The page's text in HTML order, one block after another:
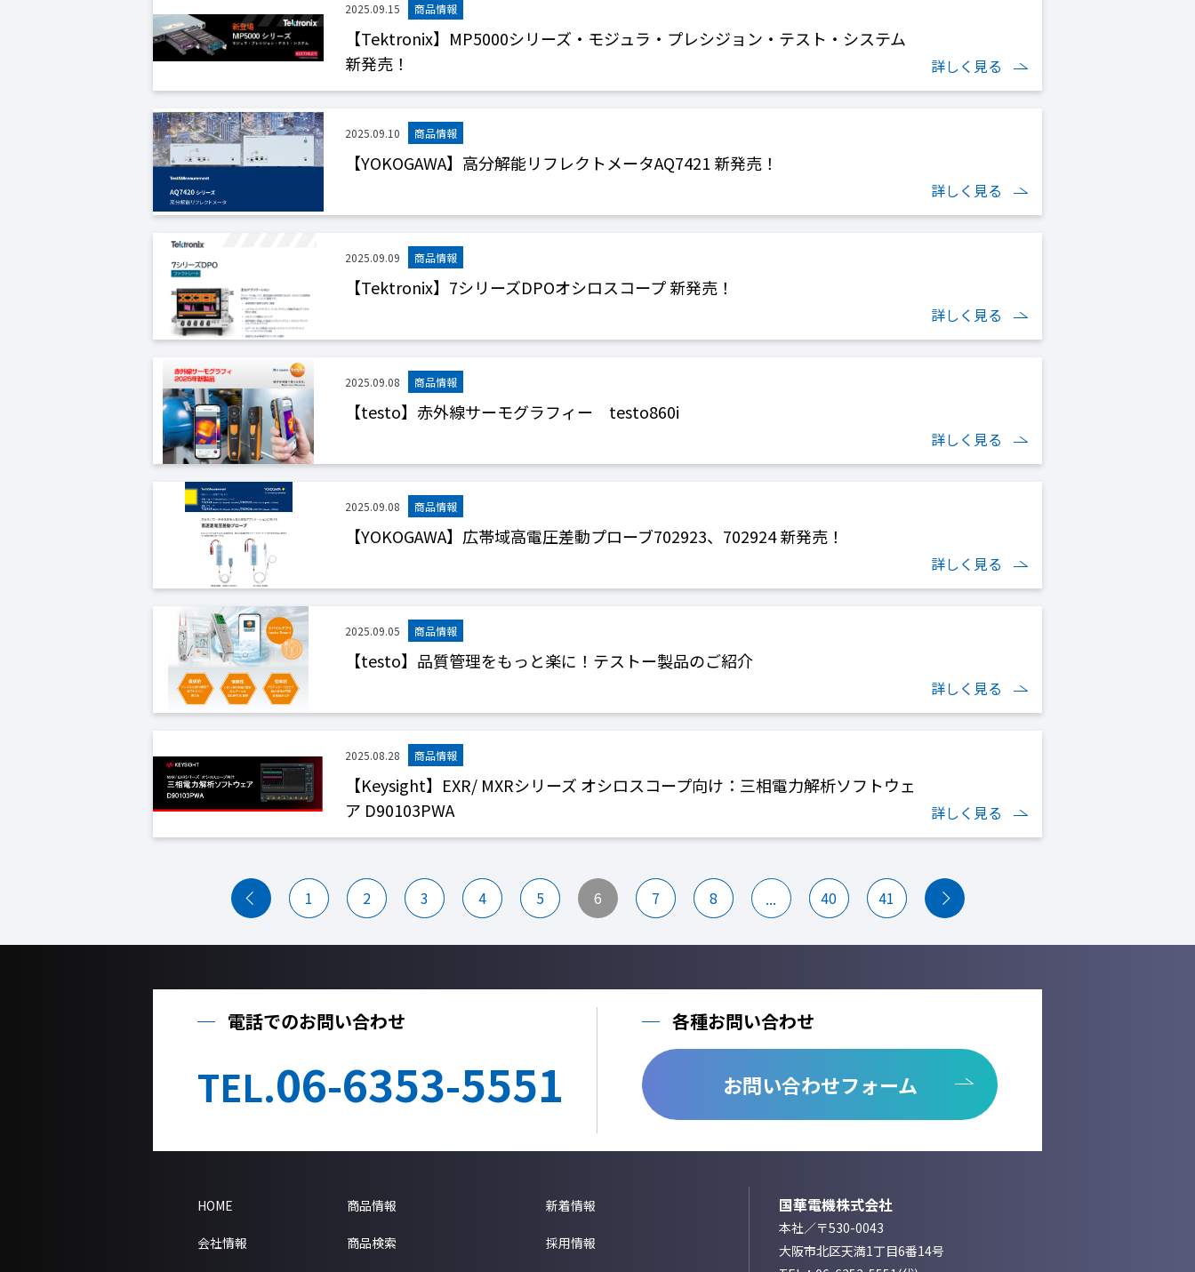
2025.09.15
【Tektronix】MP5000シリーズ・モジュラ・プレシジョン・テスト・システム
新発売！
詳しく見る
2025.09.10
【YOKOGAWA】高分解能リフレクトメータAQ7421 新発売！
詳しく見る
2025.09.09
【Tektronix】7シリーズDPOオシロスコープ 新発売！
詳しく見る
2025.09.08
【testo】赤外線サーモグラフィー testo860i
詳しく見る
2025.09.08
【YOKOGAWA】広帯域高電圧差動プローブ702923、702924 新発売！
詳しく見る
2025.09.05
【testo】品質管理をもっと楽に！テストー製品のご紹介
詳しく見る
2025.08.28
【Keysight】EXR/ MXRシリーズ オシロスコープ向け：三相電力解析ソフトウェ
ア D90103PWA
詳しく見る
1 2 3 4 5 6 7 8 ... 40 41
電話でのお問い合わせ
TEL.06-6353-5551
各種お問い合わせ
お問い合わせフォーム
HOME
会社情報
商品情報
商品検索
新着情報
採用情報
国華電機株式会社
本社／〒530-0043
大阪市北区天満1丁目6番14号